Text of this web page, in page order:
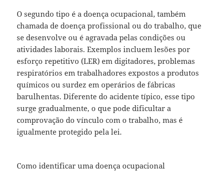
O segundo tipo é a doença ocupacional, também
chamada de doença profissional ou do trabalho, que
se desenvolve ou é agravada pelas condições ou
atividades laborais. Exemplos incluem lesões por
esforço repetitivo (LER) em digitadores, problemas
respiratórios em trabalhadores expostos a produtos
químicos ou surdez em operários de fábricas
barulhentas. Diferente do acidente típico, esse tipo
surge gradualmente, o que pode dificultar a
comprovação do vínculo com o trabalho, mas é
igualmente protegido pela lei.
Como identificar uma doença ocupacional